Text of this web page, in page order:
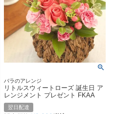
バラのアレンジ
リトルスウィートローズ 誕生日 ア
レンジメント プレゼント FKAA
翌日配達